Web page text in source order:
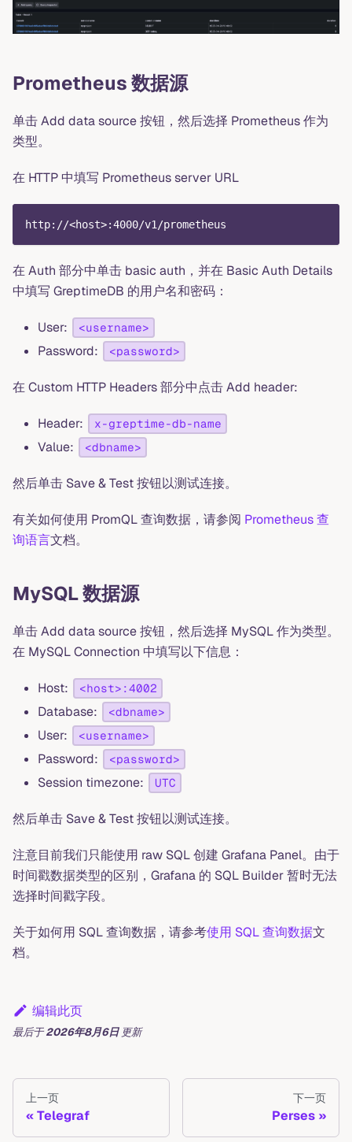
Prometheus 数据源
单击 Add data source 按钮，然后选择 Prometheus 作为
类型。
在 HTTP 中填写 Prometheus server URL
http://<host>:4000/v1/prometheus
在 Auth 部分中单击 basic auth，并在 Basic Auth Details
中填写 GreptimeDB 的用户名和密码：
User: <username>
Password: <password>
在 Custom HTTP Headers 部分中点击 Add header:
Header: x-greptime-db-name
Value: <dbname>
然后单击 Save & Test 按钮以测试连接。
有关如何使用 PromQL 查询数据，请参阅 Prometheus 查
询语言文档。
MySQL 数据源
单击 Add data source 按钮，然后选择 MySQL 作为类型。
在 MySQL Connection 中填写以下信息：
Host: <host>:4002
Database: <dbname>
User: <username>
Password: <password>
Session timezone: UTC
然后单击 Save & Test 按钮以测试连接。
注意目前我们只能使用 raw SQL 创建 Grafana Panel。由于
时间戳数据类型的区别，Grafana 的 SQL Builder 暂时无法
选择时间戳字段。
关于如何用 SQL 查询数据，请参考使用 SQL 查询数据文
档。
编辑此页
最后于2026年8月6日 更新
上一页
Telegraf
下一页
Perses